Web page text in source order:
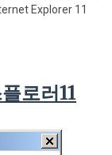
Explorer 11
로러11